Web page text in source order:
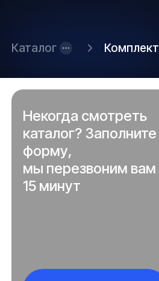
Каталог
Некогда смотреть
каталог? Заполните
форму,
мы перезвоним вам
15 минут